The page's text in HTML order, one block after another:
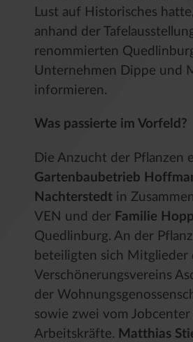
Lust auf Historisches
anhand der
renommierten
Unternehmen Dippe und
informieren.
Was passierte im Vorfeld?
Die Anzucht der Pflanzen
Gartenbaubetrieb
Nachterstedt in
VEN und der Familie
Quedlinburg. An der
beteiligten sich Mitglieder
Verschönerungsvereins
der
sowie zwei vom
Arbeitskräfte. Matthias